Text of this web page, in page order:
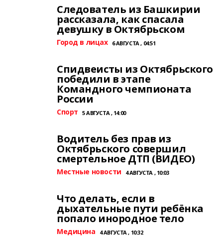
Следователь из Башкирии
рассказала, как спасала
девушку в Октябрьском
Город в лицах 6 АВГУСТА , 04:51
Спидвеисты из Октябрьского
победили в этапе
Командного чемпионата
России
Спорт 5 АВГУСТА , 14:00
Водитель без прав из
Октябрьского совершил
смертельное ДТП (ВИДЕО)
Местные новости 4 АВГУСТА , 10:03
Что делать, если в
дыхательные пути ребёнка
попало инородное тело
Медицина 4 АВГУСТА , 10:32